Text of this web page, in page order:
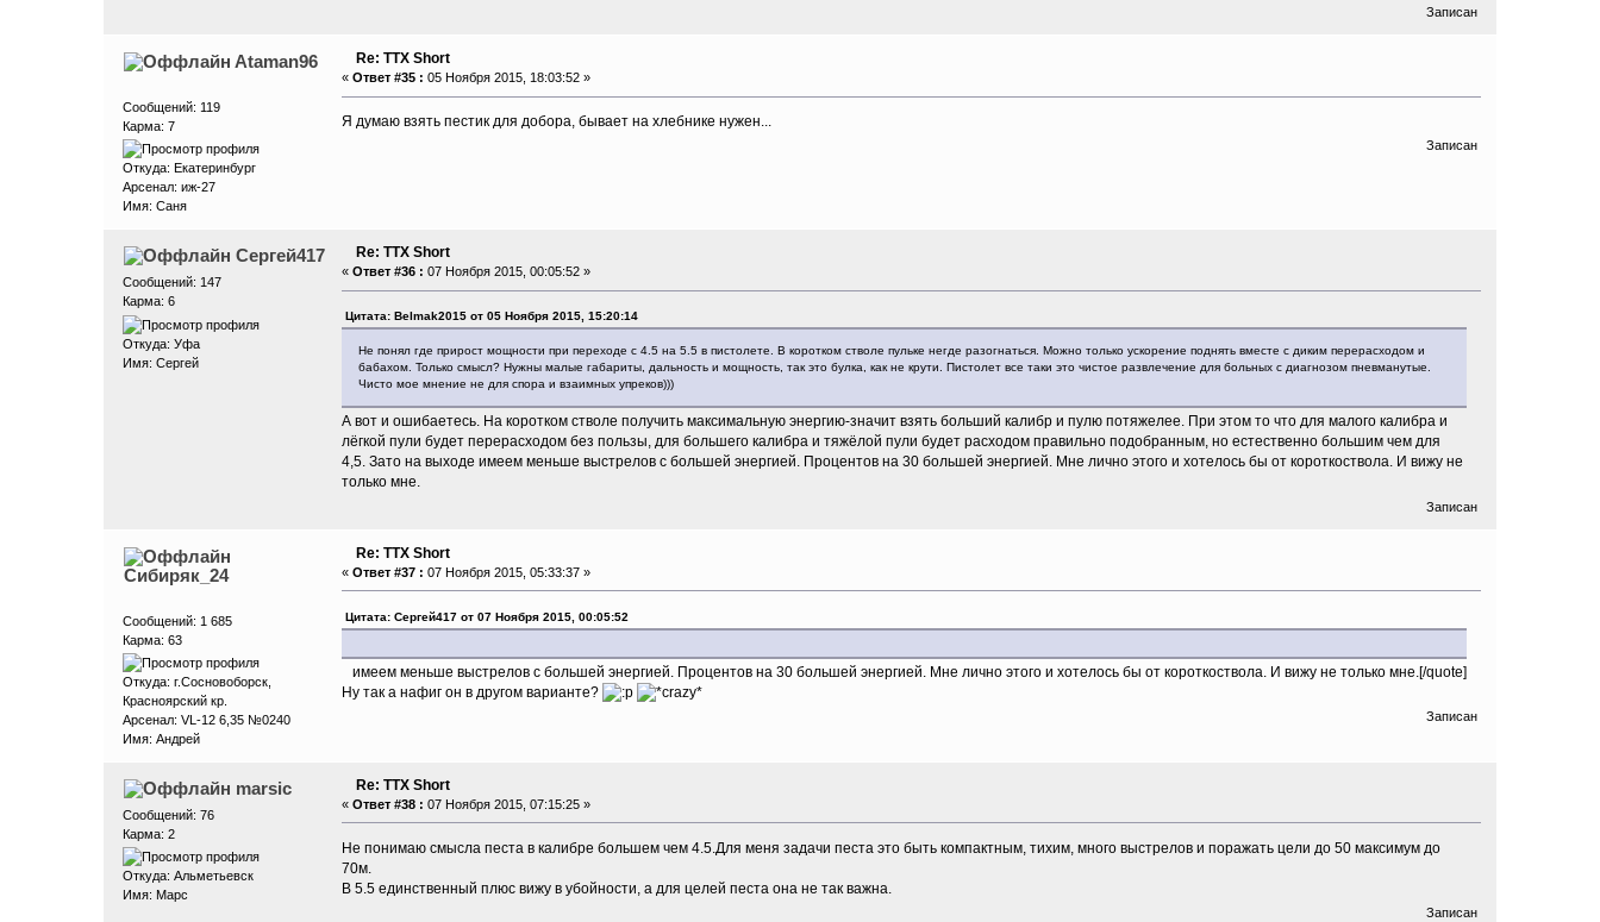
Записан
Ataman96
Сообщений: 119
Карма: 7
Откуда: Екатеринбург
Арсенал: иж-27
Имя: Саня
Re: ТТХ Short
« Ответ #35 : 05 Ноября 2015, 18:03:52 »
Я думаю взять пестик для добора, бывает на хлебнике нужен...
Записан
Сергей417
Сообщений: 147
Карма: 6
Откуда: Уфа
Имя: Сергей
Re: ТТХ Short
« Ответ #36 : 07 Ноября 2015, 00:05:52 »
Цитата: Belmak2015 от 05 Ноября 2015, 15:20:14
Не понял где прирост мощности при переходе с 4.5 на 5.5 в пистолете. В коротком стволе пульке негде разогнаться. Можно только ускорение поднять вместе с диким перерасходом и
бабахом. Только смысл? Нужны малые габариты, дальность и мощность, так это булка, как не крути. Пистолет все таки это чистое развлечение для больных с диагнозом пневманутые.
Чисто мое мнение не для спора и взаимных упреков)))
А вот и ошибаетесь. На коротком стволе получить максимальную энергию-значит взять больший калибр и пулю потяжелее. При этом то что для малого калибра и
лёгкой пули будет перерасходом без пользы, для большего калибра и тяжёлой пули будет расходом правильно подобранным, но естественно большим чем для
4,5. Зато на выходе имеем меньше выстрелов с большей энергией. Процентов на 30 большей энергией. Мне лично этого и хотелось бы от короткоствола. И вижу не
только мне.
Записан
Сибиряк_24
Сообщений: 1 685
Карма: 63
Откуда: г.Сосновоборск,
Красноярский кр.
Арсенал: VL-12 6,35 №0240
Имя: Андрей
Re: ТТХ Short
« Ответ #37 : 07 Ноября 2015, 05:33:37 »
Цитата: Сергей417 от 07 Ноября 2015, 00:05:52
имеем меньше выстрелов с большей энергией. Процентов на 30 большей энергией. Мне лично этого и хотелось бы от короткоствола. И вижу не только мне.[/quote]
Ну так а нафиг он в другом варианте?
Записан
marsic
Сообщений: 76
Карма: 2
Откуда: Aльметьевск
Имя: Марс
Re: ТТХ Short
« Ответ #38 : 07 Ноября 2015, 07:15:25 »
Не понимаю смысла песта в калибре большем чем 4.5.Для меня задачи песта это быть компактным, тихим, много выстрелов и поражать цели до 50 максимум до
70м.
В 5.5 единственный плюс вижу в убойности, а для целей песта она не так важна.
Записан